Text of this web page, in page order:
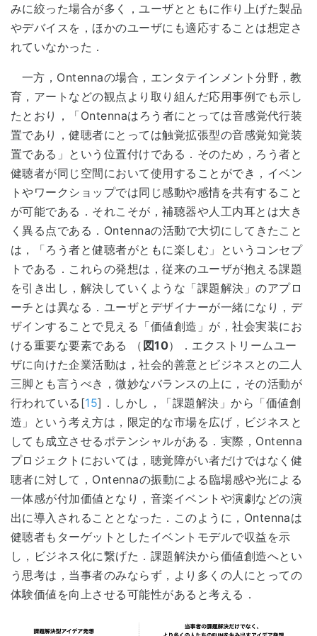
みに絞った場合が多く，ユーザとともに作り上げた製品
やデバイスを，ほかのユーザにも適応することは想定さ
れていなかった．
一方，Ontennaの場合，エンタテインメント分野，教
育，アートなどの観点より取り組んだ応用事例でも示し
たとおり，「Ontennaはろう者にとっては音感覚代行装
置であり，健聴者にとっては触覚拡張型の音感覚知覚装
置である」という位置付けである．そのため，ろう者と
健聴者が同じ空間において使用することができ，イベン
トやワークショップでは同じ感動や感情を共有すること
が可能である．それこそが，補聴器や人工内耳とは大き
く異る点である．Ontennaの活動で大切にしてきたこと
は，「ろう者と健聴者がともに楽しむ」というコンセプ
トである．これらの発想は，従来のユーザが抱える課題
を引き出し，解決していくような「課題解決」のアプロ
ーチとは異なる．ユーザとデザイナーが一緒になり，デ
ザインすることで見える「価値創造」が，社会実装にお
ける重要な要素である （ 図10）．エクストリームユー
ザに向けた企業活動は，社会的善意とビジネスとの二人
三脚とも言うべき，微妙なバランスの上に，その活動が
行われている[15]．しかし，「課題解決」から「価値創
造」という考え方は，限定的な市場を広げ，ビジネスと
しても成立させるポテンシャルがある．実際，Ontenna
プロジェクトにおいては，聴覚障がい者だけではなく健
聴者に対して，Ontennaの振動による臨場感や光による
一体感が付加価値となり，音楽イベントや演劇などの演
出に導入されることとなった．このように，Ontennaは
健聴者もターゲットとしたイベントモデルで収益を示
し，ビジネス化に繋げた．課題解決から価値創造へとい
う思考は，当事者のみならず，より多くの人にとっての
体験価値を向上させる可能性があると考える．